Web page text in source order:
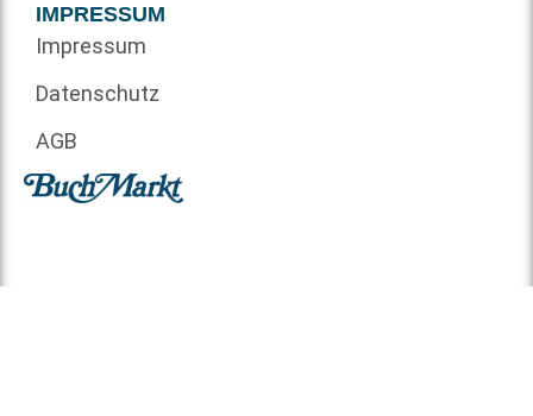
IMPRESSUM
Impressum
Datenschutz
AGB